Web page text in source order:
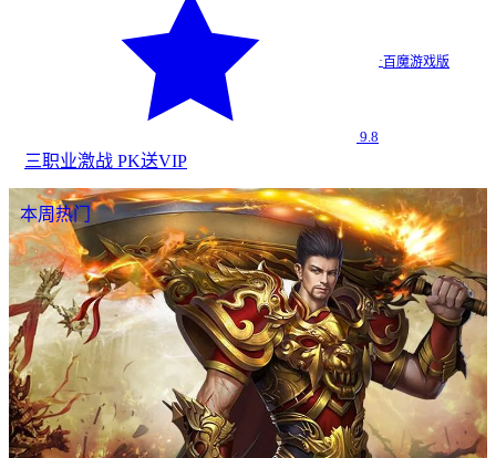
9.8
· 百魔游戏版
三职业激战 PK送VIP
本周热门